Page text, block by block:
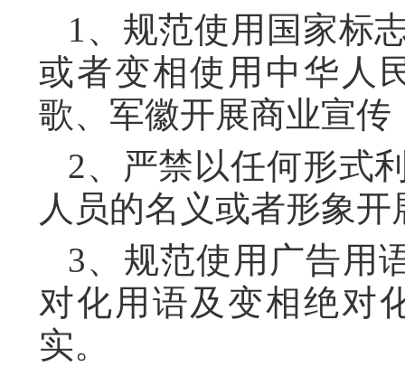
1、规范使用国家标
或者变相使用中华人
歌、军徽开展商业宣
2、严禁以任何形式
人员的名义或者形象
3、规范使用广告用
对化用语及变相绝对
实。